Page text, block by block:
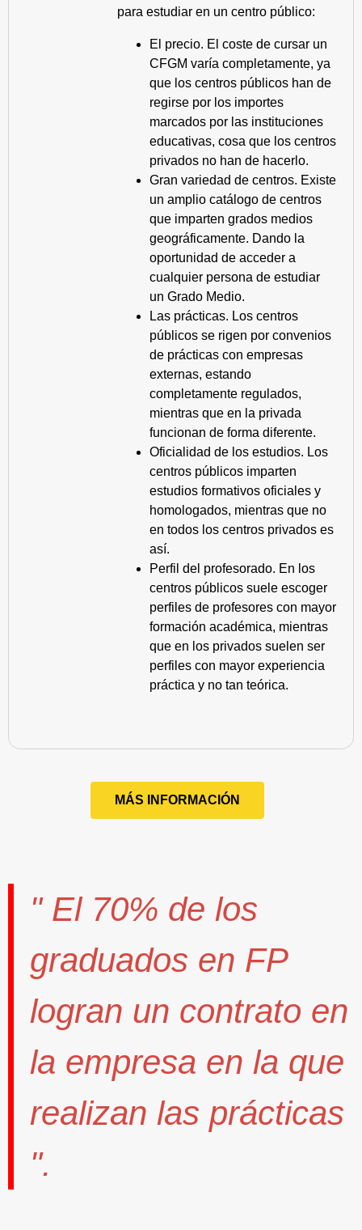
para estudiar en un centro público:
El precio. El coste de cursar un
CFGM varía completamente, ya
que los centros públicos han de
regirse por los importes
marcados por las instituciones
educativas, cosa que los centros
privados no han de hacerlo.
Gran variedad de centros. Existe
un amplio catálogo de centros
que imparten grados medios
geográficamente. Dando la
oportunidad de acceder a
cualquier persona de estudiar
un Grado Medio.
Las prácticas. Los centros
públicos se rigen por convenios
de prácticas con empresas
externas, estando
completamente regulados,
mientras que en la privada
funcionan de forma diferente.
Oficialidad de los estudios. Los
centros públicos imparten
estudios formativos oficiales y
homologados, mientras que no
en todos los centros privados es
así.
Perfil del profesorado. En los
centros públicos suele escoger
perfiles de profesores con mayor
formación académica, mientras
que en los privados suelen ser
perfiles con mayor experiencia
práctica y no tan teórica.
MÁS INFORMACIÓN
" El 70% de los
graduados en FP
logran un contrato en
la empresa en la que
realizan las prácticas
".